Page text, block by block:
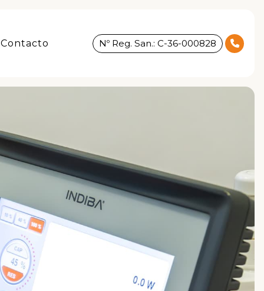
Contacto Nº Reg. San.: C-36-000828